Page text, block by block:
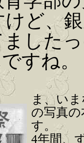
ど、
した
すね。
ま、い
の写真
す。
4年間、